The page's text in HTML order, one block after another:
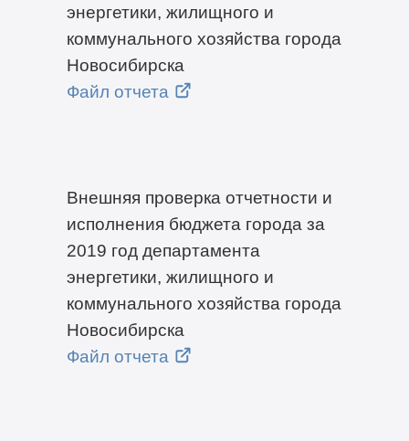
энергетики, жилищного и
коммунального хозяйства города
Новосибирска
Файл отчета
Внешняя проверка отчетности и
исполнения бюджета города за
2019 год департамента
энергетики, жилищного и
коммунального хозяйства города
Новосибирска
Файл отчета